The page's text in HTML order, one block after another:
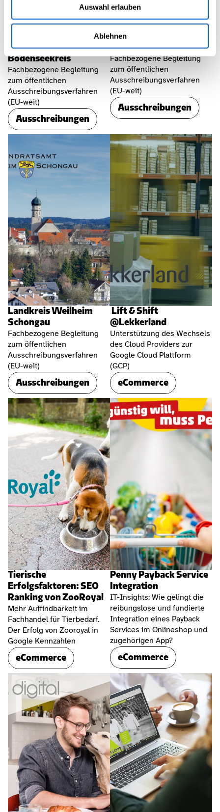
Auswahl erlauben
Ablehnen
Landratsamt
Bodenseekreis
Fachbezogene Begleitung
zum öffentlichen
Ausschreibungsverfahren
(EU-weit)
Ausschreibungen
Landkreis Würzburg
Fachbezogene Begleitung
zum öffentlichen
Ausschreibungsverfahren
(EU-weit)
Ausschreibungen
Landkreis Weilheim
Schongau
Fachbezogene Begleitung
zum öffentlichen
Ausschreibungsverfahren
(EU-weit)
Ausschreibungen
@Lekkerland
Unterstützung des Wechsels
des Cloud Providers zur
Google Cloud Plattform
(GCP)
eCommerce
Tierische
Erfolgsfaktoren: SEO
Ranking von ZooRoyal
Mehr Auffindbarkeit im
Fachhandel für Tierbedarf.
Der Erfolg von Zooroyal in
Google Kennzahlen
eCommerce
Penny Payback Service
Integration
IT-Insights: Wie gelingt die
reibungslose und fundierte
Integration eines Payback
Services im Onlineshop und
zugehörigen App?
eCommerce